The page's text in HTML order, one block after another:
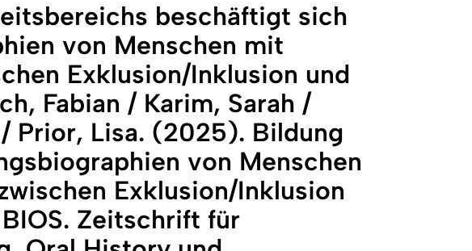
beschäftigt sich
von Menschen mit
Exklusion/Inklusion und
Fabian / Karim, Sarah /
Prior, Lisa. (2025). Bildung
von Menschen
Exklusion/Inklusion
Zeitschrift für